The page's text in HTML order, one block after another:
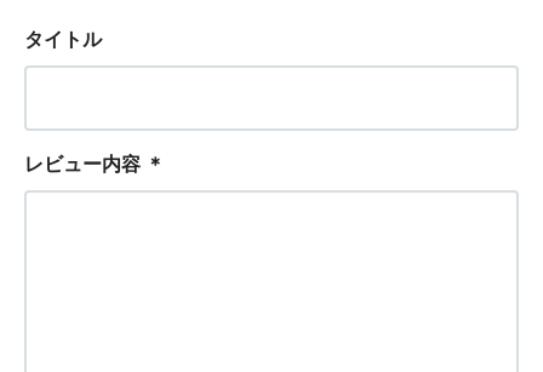
タイトル
レビュー内容 ＊